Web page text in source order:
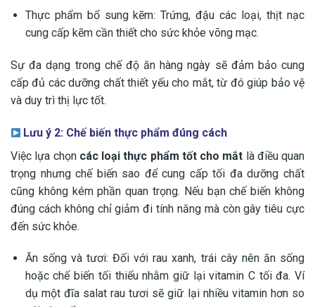
Thực phẩm bổ sung kẽm: Trứng, đậu các loại, thịt nạc
cung cấp kẽm cần thiết cho sức khỏe võng mạc.
Sự đa dạng trong chế độ ăn hàng ngày sẽ đảm bảo cung
cấp đủ các dưỡng chất thiết yếu cho mắt, từ đó giúp bảo vệ
và duy trì thị lực tốt.
Lưu ý 2: Chế biến thực phẩm đúng cách
Việc lựa chọn các loại thực phẩm tốt cho mắt là điều quan
trọng nhưng chế biến sao để cung cấp tối đa dưỡng chất
cũng không kém phần quan trọng. Nếu bạn chế biến không
đúng cách không chỉ giảm đi tính năng mà còn gây tiêu cực
đến sức khỏe.
Ăn sống và tươi: Đối với rau xanh, trái cây nên ăn sống
hoặc chế biến tối thiểu nhằm giữ lại vitamin C tối đa. Ví
dụ một đĩa salat rau tươi sẽ giữ lại nhiều vitamin hơn so